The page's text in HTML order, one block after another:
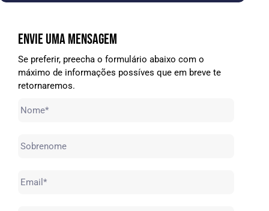
ENVIE UMA MENSAGEM
Se preferir, preecha o formulário abaixo com o
máximo de informações possíves que em breve te
retornaremos.